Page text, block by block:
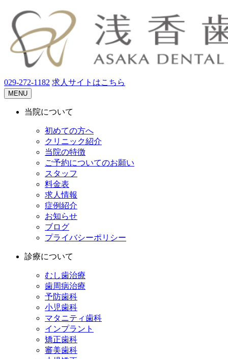
029-272-1182 求人サイトはこちら
MENU
当院について
初めての方へ
クリニック紹介
当院の特徴
ご予約についてのお願い
スタッフ
料金表
求人情報
症例紹介
お知らせ
ブログ
プライバシーポリシー
診療について
むし歯治療
歯周病治療
予防歯科
小児歯科
マタニティ歯科
インプラント
矯正歯科
審美歯科